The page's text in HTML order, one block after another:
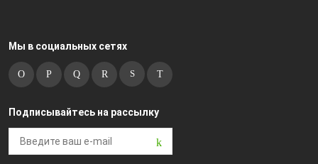
Мы в социальных сетях
Подписывайтесь на рассылку